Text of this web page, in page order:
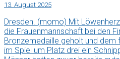
13. August 2025
Dresden. (momo) Mit
die Frauenmannschaft bei den
Bronzemedaille geholt und dem
im Spiel um Platz drei ein